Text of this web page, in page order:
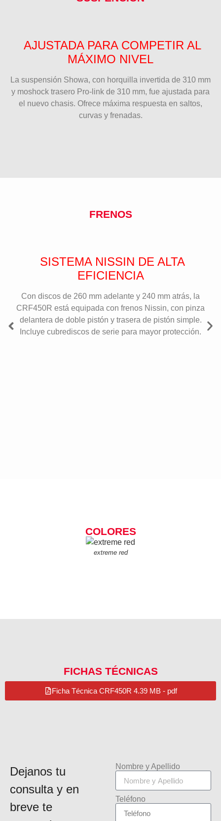
AJUSTADA PARA COMPETIR AL
MÁXIMO NIVEL
La suspensión Showa, con horquilla invertida de 310 mm
y moshock trasero Pro-link de 310 mm, fue ajustada para
el nuevo chasis. Ofrece máxima respuesta en saltos,
curvas y frenadas.
FRENOS
SISTEMA NISSIN DE ALTA
EFICIENCIA
Con discos de 260 mm adelante y 240 mm atrás, la
CRF450R está equipada con frenos Nissin, con pinza
delantera de doble pistón y trasera de pistón simple.
Incluye cubrediscos de serie para mayor protección.
COLORES
extreme red
FICHAS TÉCNICAS
Ficha Técnica CRF450R 4.39 MB - pdf
Dejanos tu
consulta y en
breve te
Nombre y Apellido
Teléfono